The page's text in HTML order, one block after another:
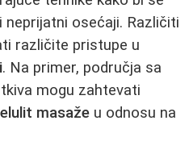
osećaji. Različiti
različite pristupe u
. Na primer, područja sa
mogu zahtevati
masaže u odnosu na